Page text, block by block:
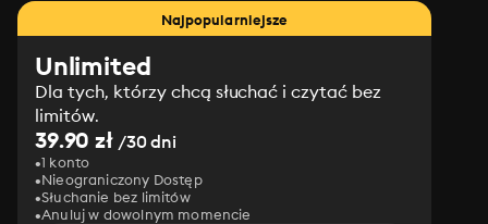
Najpopularniejsze
Unlimited
Dla tych, którzy chcą słuchać i czytać bez
limitów.
39.90 zł/30 dni
1 konto
Nieograniczony Dostęp
Słuchanie bez limitów
Anuluj w dowolnym momencie